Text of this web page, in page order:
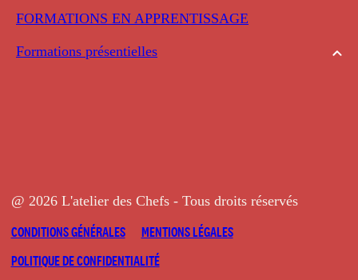
FORMATIONS EN APPRENTISSAGE
Formations présentielles
@ 2026 L'atelier des Chefs - Tous droits réservés
CONDITIONS GÉNÉRALES
MENTIONS LÉGALES
POLITIQUE DE CONFIDENTIALITÉ